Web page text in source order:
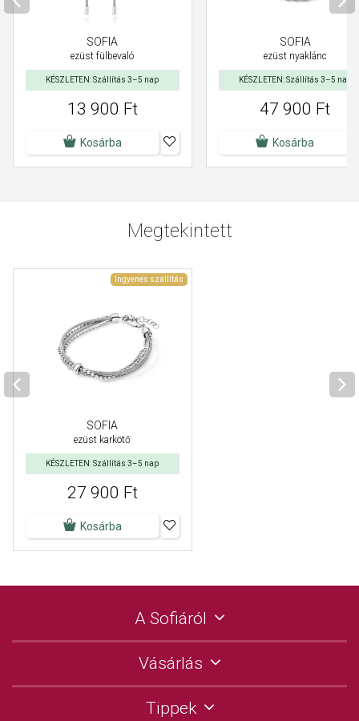
SOFIA
ezüst fülbevaló
KÉSZLETEN: Szállítás 3–5 nap
13 900 Ft
Kosárba
SOFIA
ezüst nyaklánc
KÉSZLETEN: Szállítás 3–5 nap
47 900 Ft
Kosárba
Megtekintett
Ingyenes szállítás
SOFIA
ezüst karkötő
KÉSZLETEN: Szállítás 3–5 nap
27 900 Ft
Kosárba
A Sofiáról
Vásárlás
Tippek